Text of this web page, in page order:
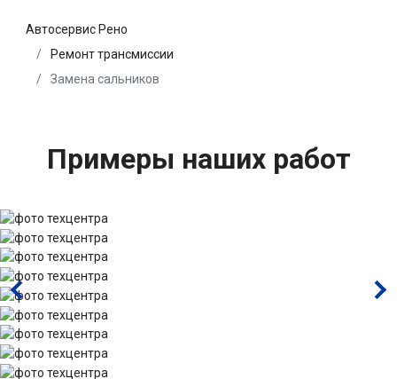
Автосервис Рено
Ремонт трансмиссии
Замена сальников
Примеры наших работ